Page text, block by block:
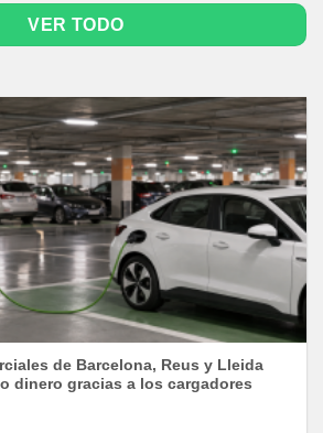
VER TODO
de Barcelona, Reus y Lleida
dinero gracias a los cargadores